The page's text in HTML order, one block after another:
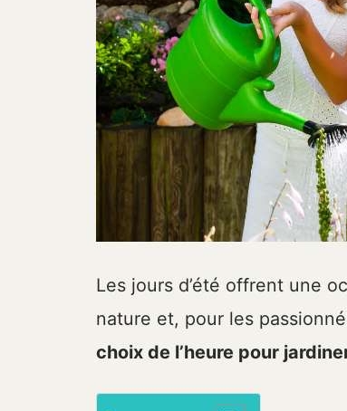
Les jours d’été offrent une
nature et, pour les
choix de l’heure pour